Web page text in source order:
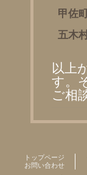
甲佐
五木
以上
す。
ご相
トップページ
お問い合わせ